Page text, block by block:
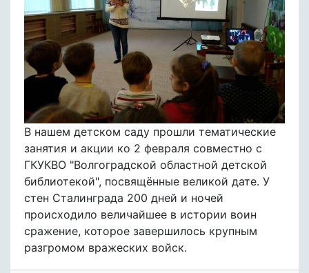
В нашем детском саду прошли тематические
занятия и акции ко 2 февраля совместно с
ГКУКВО "Волгоградской областной детской
библиотекой", посвящённые великой дате. У
стен Сталинграда 200 дней и ночей
происходило величайшее в истории воин
сражение, которое завершилось крупным
разгромом вражеских войск.